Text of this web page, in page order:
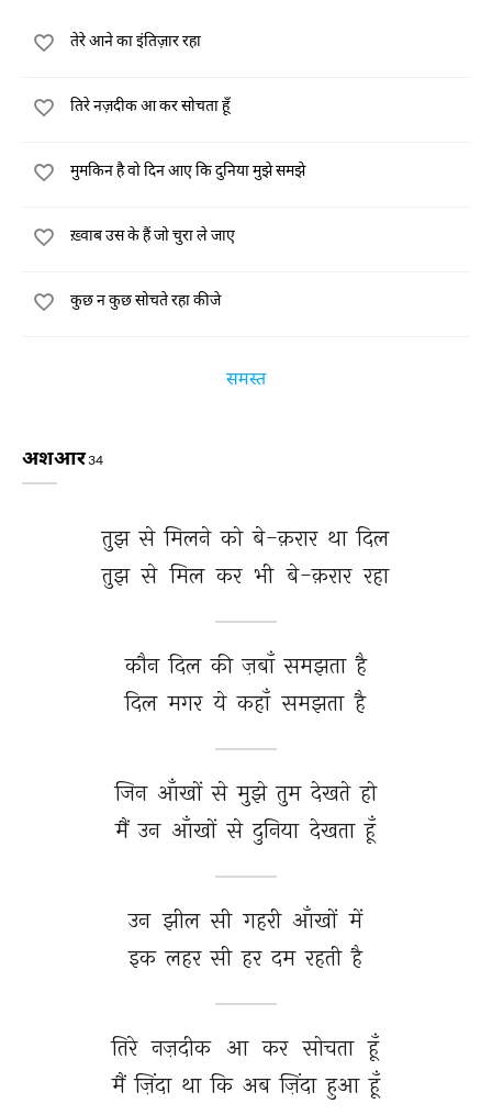
तेरे आने का इंतिज़ार रहा
तिरे नज़दीक आ कर सोचता हूँ
मुमकिन है वो दिन आए कि दुनिया मुझे समझे
ख़्वाब उस के हैं जो चुरा ले जाए
कुछ न कुछ सोचते रहा कीजे
समस्त
अशआर34
तुझ से मिलने को बे-क़रार था दिल
तुझ से मिल कर भी बे-क़रार रहा
कौन दिल की ज़बाँ समझता है
दिल मगर ये कहाँ समझता है
जिन आँखों से मुझे तुम देखते हो
मैं उन आँखों से दुनिया देखता हूँ
उन झील सी गहरी आँखों में
इक लहर सी हर दम रहती है
तिरे नज़दीक आ कर सोचता हूँ
मैं ज़िंदा था कि अब ज़िंदा हुआ हूँ